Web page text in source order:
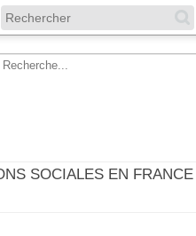
SOCIALES EN FRANCE